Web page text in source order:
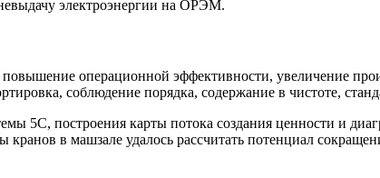
электроэнергии на ОРЭМ.
операционной эффективности, увеличение
соблюдение порядка, содержание в чистоте,
5С, построения карты потока создания ценности и
в машзале удалось рассчитать потенциал